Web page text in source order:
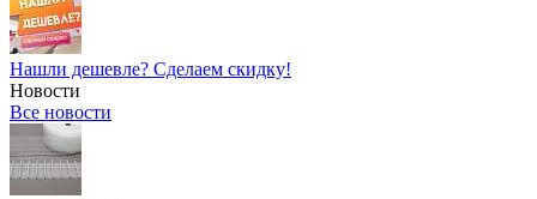
Нашли дешевле? Сделаем скидку!
Новости
Все новости